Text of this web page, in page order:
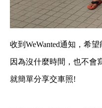
收到WeWanted通知，希望
因為沒什麼時間，也不會
就簡單分享交車照!